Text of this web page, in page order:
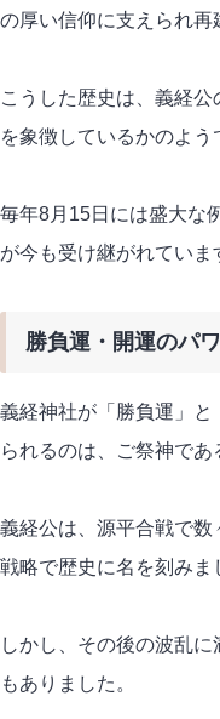
の厚い信仰に支えられ再
こうした歴史は、義経公
を象徴しているかのよう
毎年8月15日には盛大な
が今も受け継がれていま
勝負運・開運のパ
義経神社が「勝負運」
られるのは、ご祭神であ
義経公は、源平合戦で数
戦略で歴史に名を刻みま
しかし、その後の波乱
もありました。